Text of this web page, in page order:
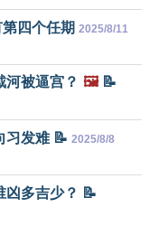
四个任期 2025/8/11
河被逼宫？ 🖼️📝
习发难 📝 2025/8/8
凶多吉少？ 📝